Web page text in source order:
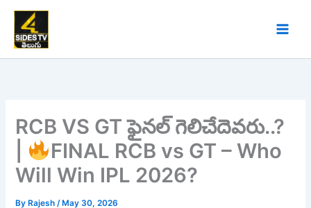
Skip
content
RCB VS GT ఫైనల్ గెలిచేదెవరు..?
FINAL RCB vs GT – Who
Will Win IPL 2026?
By Rajesh/ May 30, 2026